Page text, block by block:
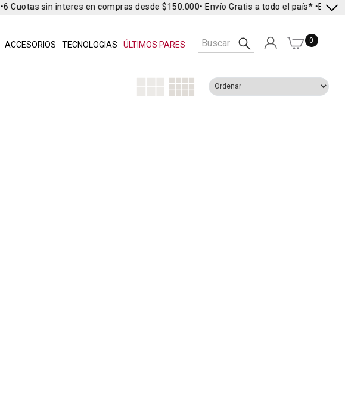
ACCESORIOS TECNOLOGIAS ÚLTIMOS PARES
6 Cuotas sin interes en compras desde $150.000• Envío Gratis a todo el país* •Envío
0